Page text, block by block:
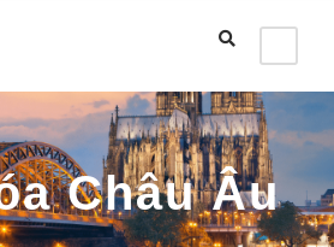
Châu Âu